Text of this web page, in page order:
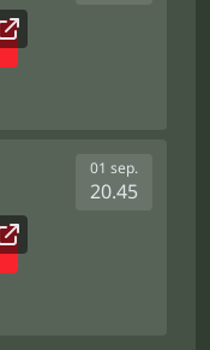
01 sep.
20.45